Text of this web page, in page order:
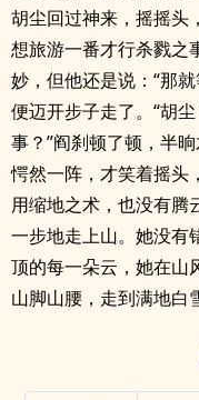
胡尘回过神来，摇摇头
想旅游一番才行杀戮之
妙，但他还是说：“那
便迈开步子走了。“胡
事？”阎刹顿了顿，半
愕然一阵，才笑着摇头
用缩地之术，也没有腾
一步地走上山。她没有
顶的每一朵云，她在山
山脚山腰，走到满地白